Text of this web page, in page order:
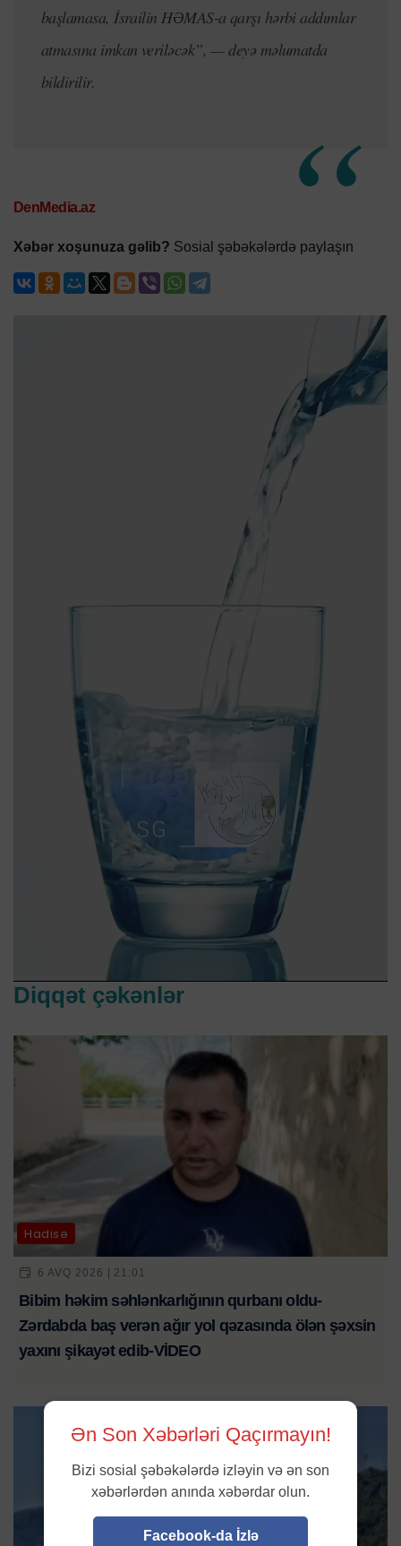
başlamasa, İsrailin HƏMAS-a qarşı hərbi addımlar
atmasına imkan veriləcək”, — deyə məlumatda
bildirilir.
DenMedia.az
Xəbər xoşunuza gəlib? Sosial şəbəkələrdə paylaşın
Diqqət çəkənlər
Hadisə
6 AVQ 2026 | 21:01
Bibim həkim səhlənkarlığının qurbanı oldu-
Zərdabda baş verən ağır yol qəzasında ölən şəxsin
yaxını şikayət edib-VİDEO
Ən Son Xəbərləri Qaçırmayın!
Bizi sosial şəbəkələrdə izləyin və ən son
xəbərlərdən anında xəbərdar olun.
Facebook-da İzlə